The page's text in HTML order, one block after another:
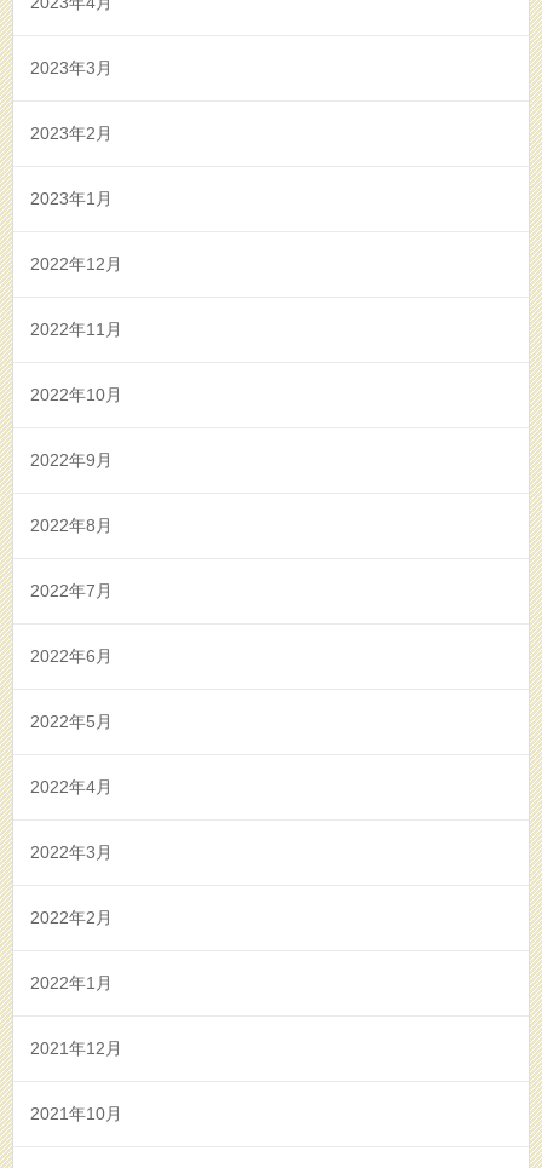
2023年3月
2023年2月
2023年1月
2022年12月
2022年11月
2022年10月
2022年9月
2022年8月
2022年7月
2022年6月
2022年5月
2022年4月
2022年3月
2022年2月
2022年1月
2021年12月
2021年10月